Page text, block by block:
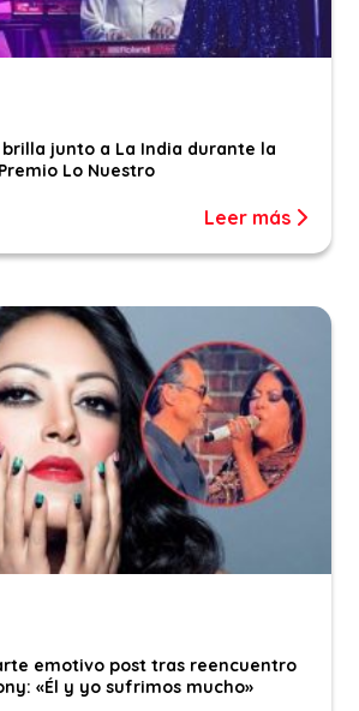
junto a La India durante la
Lo Nuestro
Leer más
emotivo post tras reencuentro
«Él y yo sufrimos mucho»